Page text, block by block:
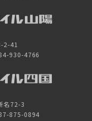
2-41
930-4766
名72-3
875-0894